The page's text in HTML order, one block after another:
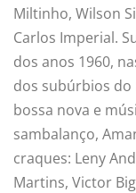
Miltinho, Wilson
Carlos Imperial.
dos anos 1960,
dos subúrbios do
bossa nova e
sambalanço,
craques: Leny
Martins, Victor